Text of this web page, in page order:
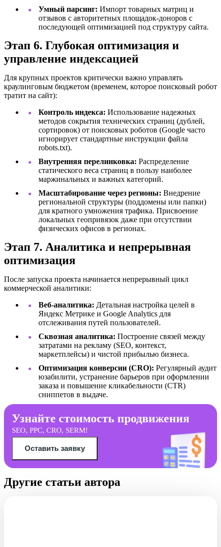
Умный парсинг: Импорт товарных матриц и
отзывов с авторитетных площадок-доноров с
последующей оптимизацией под структуру сайта.
Этап 6. Глубокая оптимизация и
управление индексацией
Для крупных проектов критически важно управлять
краулинговым бюджетом (временем, которое поисковый робот
тратит на сайт):
Контроль индекса: Использование надежных
методов сокрытия технических страниц (дублей,
сортировок) от поисковых роботов (Google часто
игнорирует стандартные инструкции файла
robots.txt).
Внутренняя перелинковка: Распределение
статического веса страниц в пользу наиболее
маржинальных и важных категорий.
Масштабирование через регионы: Внедрение
региональной структуры (поддомены или папки)
для кратного умножения трафика. Присвоение
локальных геопривязок даже при отсутствии
физических офисов в регионах.
Этап 7. Аналитика и непрерывная
оптимизация
После запуска проекта начинается непрерывный цикл
коммерческой аналитики:
Веб-аналитика: Детальная настройка целей в
Яндекс Метрике и Google Analytics для
отслеживания путей пользователей.
Сквозная аналитика: Построение связей между
затратами на рекламу (SEO, контекст,
маркетплейсы) и чистой прибылью бизнеса.
Оптимизация конверсии (CRO): Регулярный аудит
юзабилити, устранение барьеров при оформлении
заказа и повышение кликабельности (CTR)
сниппетов в выдаче.
Узнайте стоимость продвижения
SEO, PPC, CRO, SERM!
Оставить заявку
Другие статьи автора